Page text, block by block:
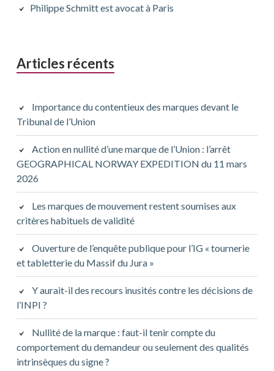
principale
Philippe Schmitt est avocat à Paris
Articles récents
Importance du contentieux des marques devant le
Tribunal de l’Union
Action en nullité d’une marque de l’Union : l’arrêt
GEOGRAPHICAL NORWAY EXPEDITION du 11 mars
2026
Les marques de mouvement restent soumises aux
critères habituels de validité
Ouverture de l’enquête publique pour l’IG « tournerie
et tabletterie du Massif du Jura »
Y aurait-il des recours inusités contre les décisions de
l’INPI ?
Nullité de la marque : faut-il tenir compte du
comportement du demandeur ou seulement des qualités
intrinsèques du signe ?